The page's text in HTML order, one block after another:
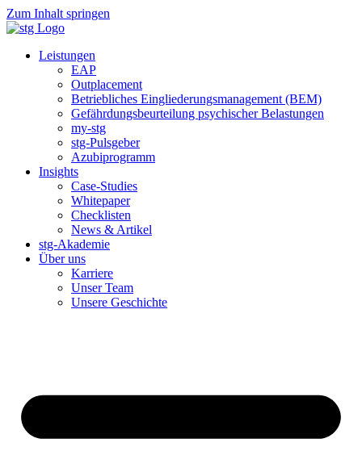
Zum Inhalt springen
Leistungen
EAP
Outplacement
Betriebliches Eingliederungsmanagement (BEM)
Gefährdungsbeurteilung psychischer Belastungen
my-stg
stg-Pulsgeber
Azubiprogramm
Insights
Case-Studies
Whitepaper
Checklisten
News & Artikel
stg-Akademie
Über uns
Karriere
Unser Team
Unsere Geschichte